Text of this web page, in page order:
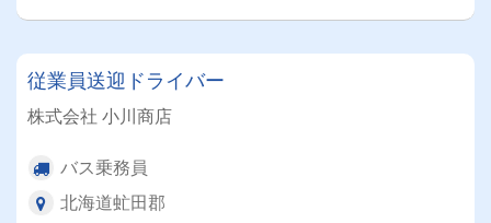
従業員送迎ドライバー
株式会社 小川商店
バス乗務員
北海道虻田郡